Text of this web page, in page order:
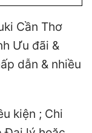
Cần Thơ
Ưu đãi &
dẫn & nhiều
kiện ; Chi